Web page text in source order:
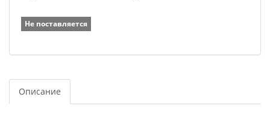
Не поставляется
Описание